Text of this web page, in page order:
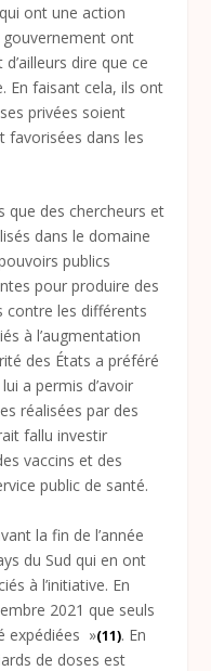
ont une action
gouvernement ont
dire que ce
En faisant cela, ils ont
privées soient
favorisées dans les
que des chercheurs et
dans le domaine
publics
pour produire des
contre les différents
à l’augmentation
des États a préféré
a permis d’avoir
réalisées par des
fallu investir
vaccins et des
public de santé.
la fin de l’année
du Sud qui en ont
à l’initiative. En
2021 que seuls
expédiées »(11). En
de doses est